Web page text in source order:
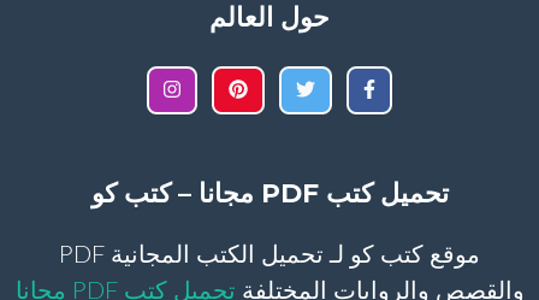
حول العالم
تحميل كتب PDF مجانا – كتب كو
موقع كتب كو لـ تحميل الكتب المجانية PDF
والقصص والروايات المختلفة
تحميل كتب PDF مجانا